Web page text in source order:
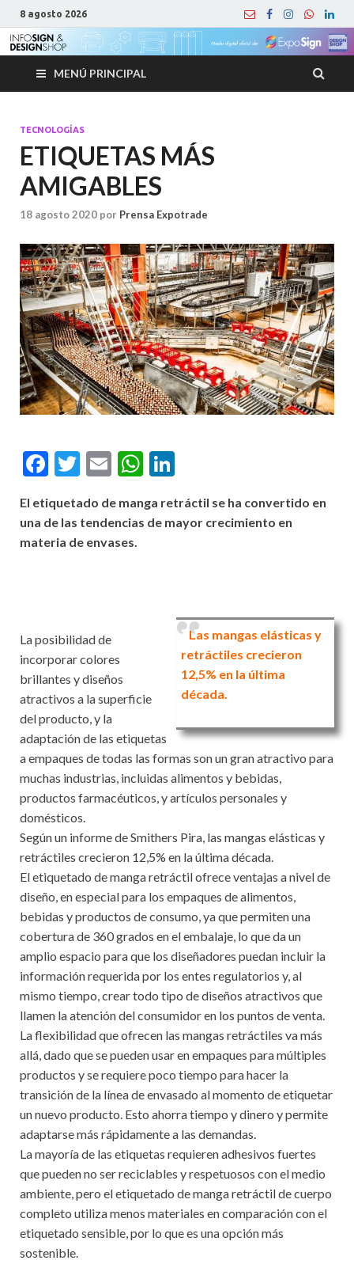
8 agosto 2026
MENÚ PRINCIPAL
TECNOLOGÍAS
ETIQUETAS MÁS
AMIGABLES
18 agosto 2020 por Prensa Expotrade
F
e
b
T
itt
er
E
ai
l
W
at ke
dI
El etiquetado de manga retráctil se ha convertido en
una de las tendencias de mayor crecimiento en
materia de envases.
Las mangas elásticas y
retráctiles crecieron
12,5% en la última
década.
La posibilidad de
incorporar colores
brillantes y diseños
atractivos a la superficie
del producto, y la
adaptación de las etiquetas
a empaques de todas las formas son un gran atractivo para
muchas industrias, incluidas alimentos y bebidas,
productos farmacéuticos, y artículos personales y
domésticos.
Según un informe de Smithers Pira, las mangas elásticas y
retráctiles crecieron 12,5% en la última década.
El etiquetado de manga retráctil ofrece ventajas a nivel de
diseño, en especial para los empaques de alimentos,
bebidas y productos de consumo, ya que permiten una
cobertura de 360 grados en el embalaje, lo que da un
amplio espacio para que los diseñadores puedan incluir la
información requerida por los entes regulatorios y, al
mismo tiempo, crear todo tipo de diseños atractivos que
llamen la atención del consumidor en los puntos de venta.
La flexibilidad que ofrecen las mangas retráctiles va más
allá, dado que se pueden usar en empaques para múltiples
productos y se requiere poco tiempo para hacer la
transición de la línea de envasado al momento de etiquetar
un nuevo producto. Esto ahorra tiempo y dinero y permite
adaptarse más rápidamente a las demandas.
La mayoría de las etiquetas requieren adhesivos fuertes
que pueden no ser reciclables y respetuosos con el medio
ambiente, pero el etiquetado de manga retráctil de cuerpo
completo utiliza menos materiales en comparación con el
etiquetado sensible, por lo que es una opción más
sostenible.